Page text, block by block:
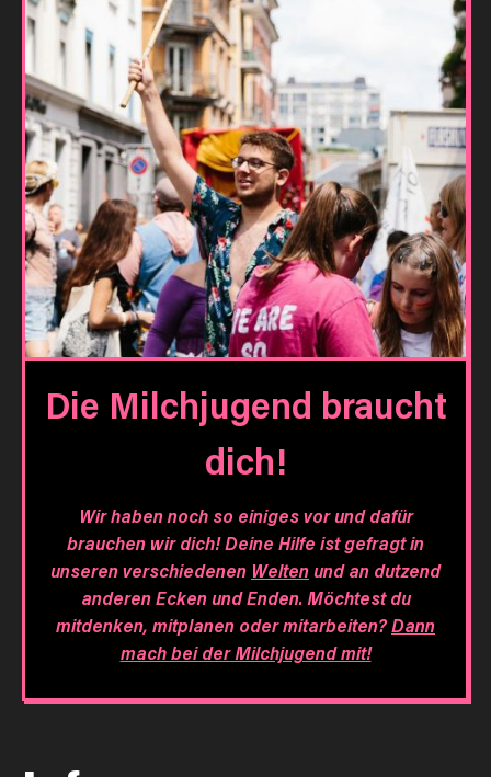
Die Milchjugend braucht
dich!
Wir haben noch so einiges vor und dafür
brauchen wir dich! Deine Hilfe ist gefragt in
unseren verschiedenen Weltenund an dutzend
anderen Ecken und Enden. Möchtest du
mitdenken, mitplanen oder mitarbeiten?Dann
mach bei der Milchjugend mit!